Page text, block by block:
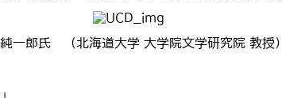
一郎氏 （北海道大学 大学院文学研究院 教授）